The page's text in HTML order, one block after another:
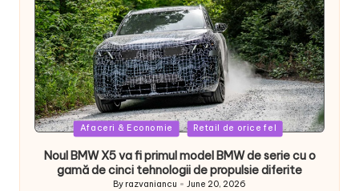
Posted
Afaceri & Economie Retail de orice fel
Noul BMW X5 va fi primul model BMW de serie cu o
gamă de cinci tehnologii de propulsie diferite
Posted
By razvaniancu June 20, 2026